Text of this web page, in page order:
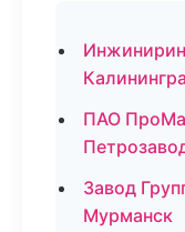
ПАО
Завод
Мурманск